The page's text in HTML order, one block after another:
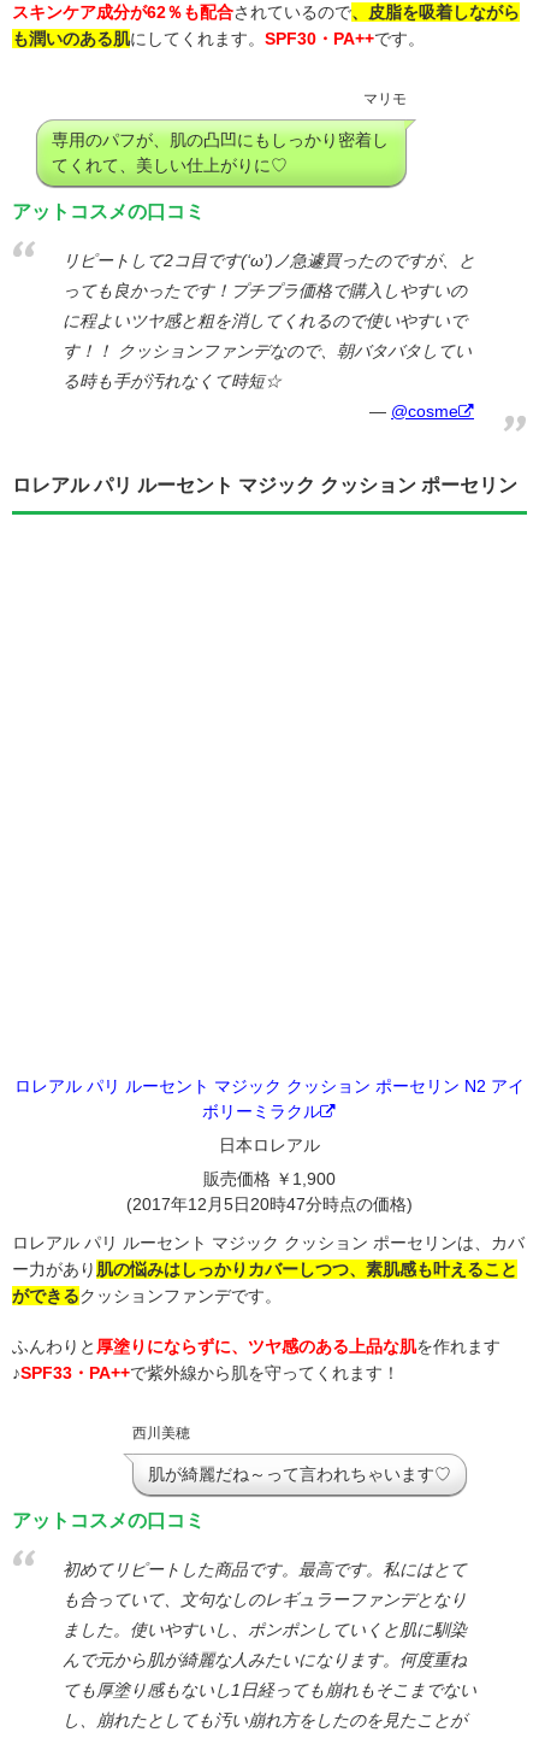
スキンケア成分が62％も配合されているので、皮脂を吸着しながら
も潤いのある肌にしてくれます。 SPF30・PA++です。
マリモ
専用のパフが、肌の凸凹にもしっかり密着し
てくれて、美しい仕上がりに♡
アットコスメの口コミ
リピートして2コ目です(‘ω’)ノ急遽買ったのですが、と
っても良かったです！プチプラ価格で購入しやすいの
に程よいツヤ感と粗を消してくれるので使いやすいで
す！！ クッションファンデなので、朝バタバタしてい
る時も手が汚れなくて時短☆
@cosme
ロレアル パリ ルーセント マジック クッション ポーセリン
ロレアル パリ ルーセント マジック クッション ポーセリン N2 アイ
ボリーミラクル
日本ロレアル
販売価格 ￥1,900
(2017年12月5日20時47分時点の価格)
ロレアル パリ ルーセント マジック クッション ポーセリンは、カバ
ー力があり 肌の悩みはしっかりカバーしつつ、素肌感も叶えること
ができるクッションファンデです。
ふんわりと 厚塗りにならずに、ツヤ感のある上品な肌を作れます
♪SPF33・PA++で紫外線から肌を守ってくれます！
西川美穂
肌が綺麗だね～って言われちゃいます♡
アットコスメの口コミ
初めてリピートした商品です。最高です。私にはとて
も合っていて、文句なしのレギュラーファンデとなり
ました。使いやすいし、ポンポンしていくと肌に馴染
んで元から肌が綺麗な人みたいになります。何度重ね
ても厚塗り感もないし1日経っても崩れもそこまでない
し、崩れたとしても汚い崩れ方をしたのを見たことが